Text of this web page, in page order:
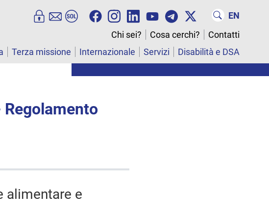
EN
Chi sei?
Cosa cerchi?
Contatti
Terza missione Internazionale Servizi Disabilità e DSA
alimentare e